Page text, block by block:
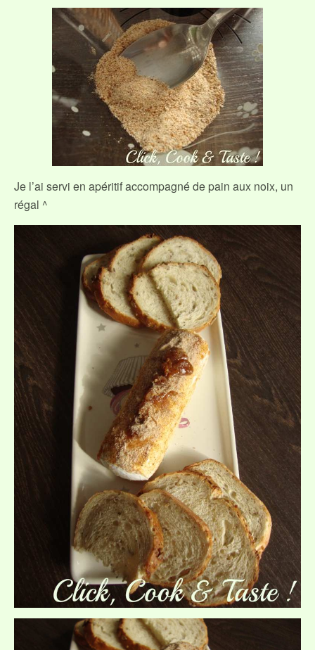
Je l’ai servi en apéritif accompagné de pain aux noix, un
régal ^